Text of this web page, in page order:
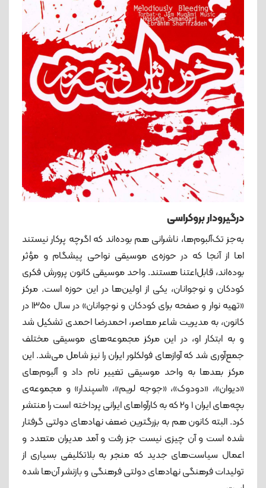
درگیرودار بروکراسی
به‌جز تک‌آلبوم‌ها، ناشرانی هم بوده‌اند که اگرچه پرکار نیستند
اما از آنجا که در حوزه‌ی‌ موسیقی نواحی پیشگام و مؤثر
بوده‌اند، قابل‌اعتنا هستند. واحد موسیقی کانون پرورش فکری
کودکان و نوجوانان، یکی از اولین‌ها در این حوزه است. مرکز
«تهیه نوار و صفحه برای کودکان و نوجوانان» در سال 1350 در
کانون، به مدیریت شاعر معاصر، احمدرضا احمدی تشکیل شد
و به ابتکار او، در این مرکز مجموعه‌های موسیقی مختلف
جمع‌آوری شد که آوازهای فولکلور ایران را نیز شامل می‌شد. این
مرکز بعدها به واحد موسیقی تغییر نام داد و آلبوم‌های
«دیوان»، «دودوک»، «جوجه لریم»، «اسپندار» و مجموعه‌ی
بچه‌های ایران 1 و2 که به کارآواهای ایرانی پرداخته است را منتشر
کرد. البته کانون هم به بزرگترین ضعف نهادهای دولتی گرفتار
شده است و آن چیزی نیست جز رفت و آمد مدیران متعدد و
اعمال سیاست‌های جدید که منجر به بلاتکلیفی بسیاری از
تولیدات فرهنگی نهادهای دولتی فرهنگی و بازنشر آن‌ها شده